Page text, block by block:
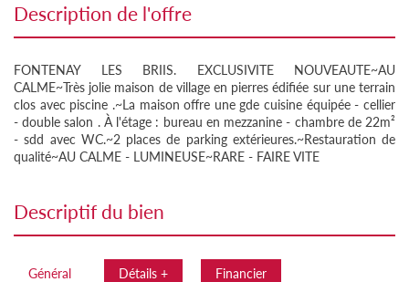
description de l'offre
FONTENAY LES BRIIS. EXCLUSIVITE NOUVEAUTE~AU
CALME~Très jolie maison de village en pierres édifiée sur une terrain
clos avec piscine .~La maison offre une gde cuisine équipée - cellier
- double salon . À l'étage : bureau en mezzanine - chambre de 22m²
- sdd avec WC.~2 places de parking extérieures.~Restauration de
qualité~AU CALME - LUMINEUSE~RARE - FAIRE VITE
descriptif du bien
Général Détails + Financier